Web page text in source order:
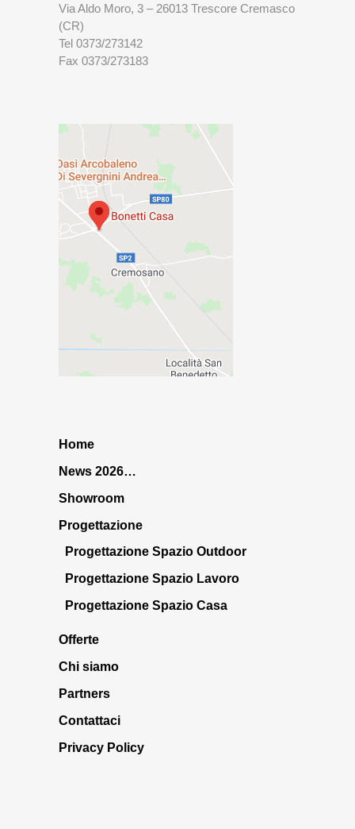
Via Aldo Moro, 3 – 26013 Trescore Cremasco
(CR)
Tel 0373/273142
Fax 0373/273183
Home
News 2026…
Showroom
Progettazione
Progettazione Spazio Outdoor
Progettazione Spazio Lavoro
Progettazione Spazio Casa
Offerte
Chi siamo
Partners
Contattaci
Privacy Policy